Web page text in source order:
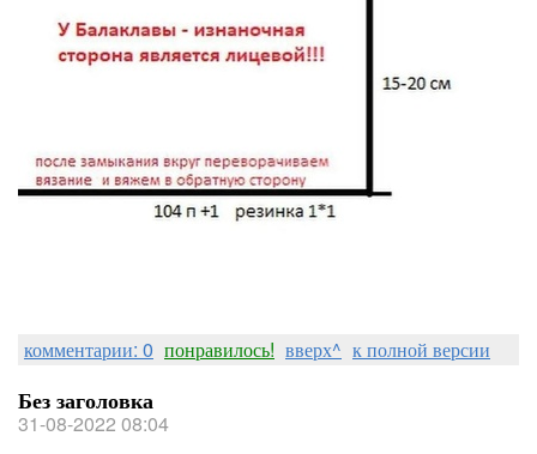
комментарии: 0 понравилось! вверх^ к полной версии
Без заголовка
31-08-2022 08:04